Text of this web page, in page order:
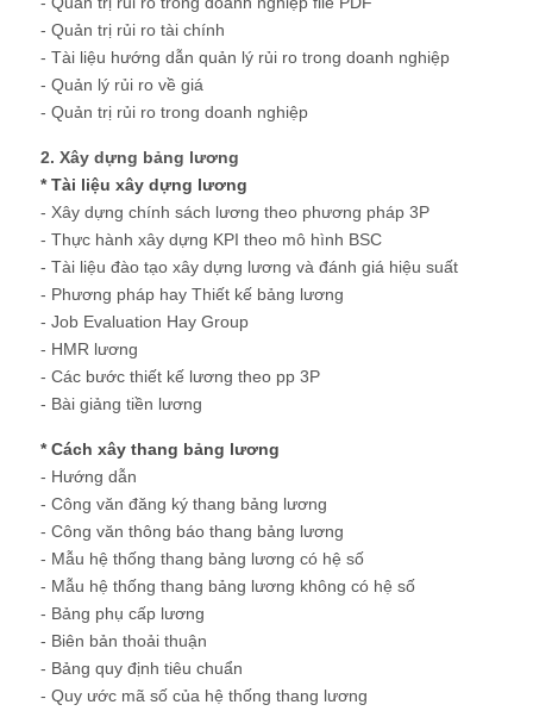
- Quản trị rủi ro tài chính
- Tài liệu hướng dẫn quản lý rủi ro trong doanh nghiệp
- Quản lý rủi ro về giá
- Quản trị rủi ro trong doanh nghiệp
2. Xây dựng bảng lương
* Tài liệu xây dựng lương
- Xây dựng chính sách lương theo phương pháp 3P
- Thực hành xây dựng KPI theo mô hình BSC
- Tài liệu đào tạo xây dựng lương và đánh giá hiệu suất
- Phương pháp hay Thiết kế bảng lương
- Job Evaluation Hay Group
- HMR lương
- Các bước thiết kế lương theo pp 3P
- Bài giảng tiền lương
* Cách xây thang bảng lương
- Hướng dẫn
- Công văn đăng ký thang bảng lương
- Công văn thông báo thang bảng lương
- Mẫu hệ thống thang bảng lương có hệ số
- Mẫu hệ thống thang bảng lương không có hệ số
- Bảng phụ cấp lương
- Biên bản thoải thuận
- Bảng quy định tiêu chuẩn
- Quy ước mã số của hệ thống thang lương